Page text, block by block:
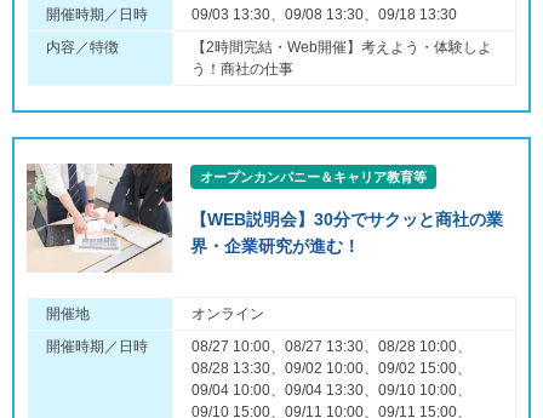
開催時期／日時
09/03 13:30、09/08 13:30、09/18 13:30
内容／特徴
【2時間完結・Web開催】考えよう・体験しよ
う！商社の仕事
オープンカンパニー＆キャリア教育等
【WEB説明会】30分でサクッと商社の業
界・企業研究が進む！
開催地
オンライン
開催時期／日時
08/27 10:00、08/27 13:30、08/28 10:00、
08/28 13:30、09/02 10:00、09/02 15:00、
09/04 10:00、09/04 13:30、09/10 10:00、
09/10 15:00、09/11 10:00、09/11 15:00、